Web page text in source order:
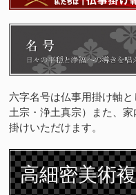
六字名号は仏事用掛け軸
土宗・浄土真宗）また、
掛けいただけます。
高細密美術